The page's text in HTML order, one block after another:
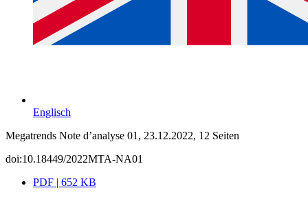
Englisch
Megatrends Note d’analyse 01, 23.12.2022, 12 Seiten
doi:10.18449/2022MTA-NA01
PDF | 652 KB